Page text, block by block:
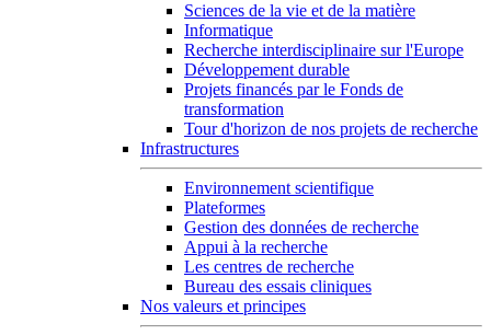
Sciences de la vie et de la matière
Informatique
Recherche interdisciplinaire sur l'Europe
Développement durable
Projets financés par le Fonds de
transformation
Tour d'horizon de nos projets de recherche
Infrastructures
Environnement scientifique
Plateformes
Gestion des données de recherche
Appui à la recherche
Les centres de recherche
Bureau des essais cliniques
Nos valeurs et principes